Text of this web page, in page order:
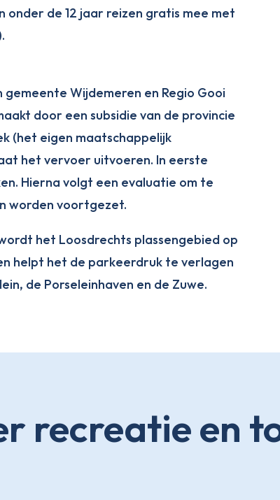
de 12 jaar reizen gratis mee met
Wijdemeren en Regio Gooi
door een subsidie van de provincie
(het eigen maatschappelijk
het vervoer uitvoeren. In eerste
Hierna volgt een evaluatie om te
worden voortgezet.
het Loosdrechts plassengebied op
helpt het de parkeerdruk te verlagen
de Porseleinhaven en de Zuwe.
recreatie en